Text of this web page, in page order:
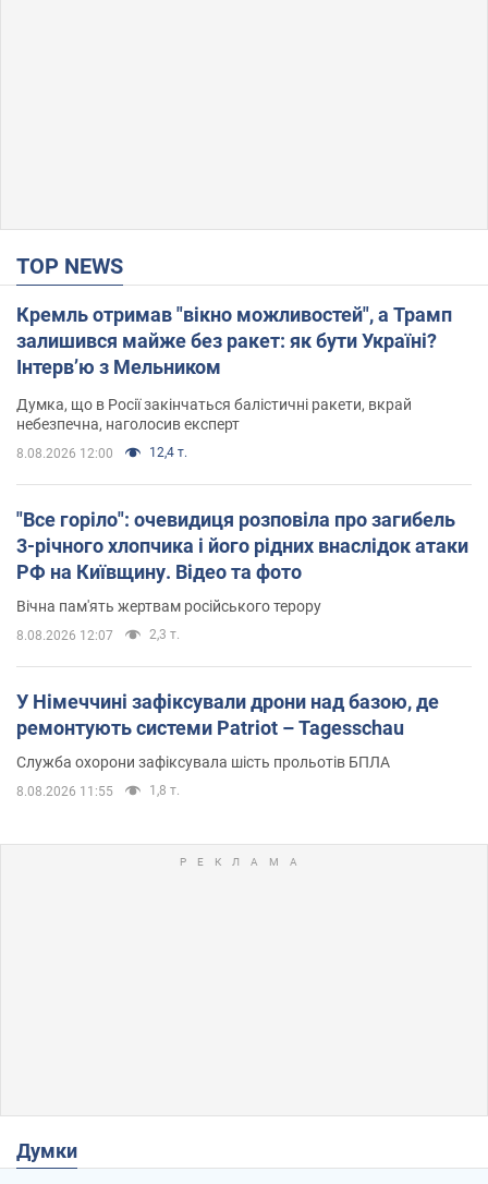
TOP NEWS
Кремль отримав "вікно можливостей", а Трамп
залишився майже без ракет: як бути Україні?
Інтерв’ю з Мельником
Думка, що в Росії закінчаться балістичні ракети, вкрай
небезпечна, наголосив експерт
8.08.2026 12:00 12,4 т.
"Все горіло": очевидиця розповіла про загибель
3-річного хлопчика і його рідних внаслідок атаки
РФ на Київщину. Відео та фото
Вічна пам'ять жертвам російського терору
8.08.2026 12:07 2,3 т.
У Німеччині зафіксували дрони над базою, де
ремонтують системи Patriot – Tagesschau
Служба охорони зафіксувала шість прольотів БПЛА
8.08.2026 11:55 1,8 т.
Думки